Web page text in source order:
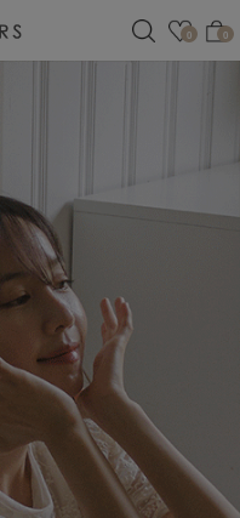
관심
0 0
검색